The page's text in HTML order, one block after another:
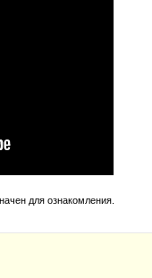
для ознакомления.